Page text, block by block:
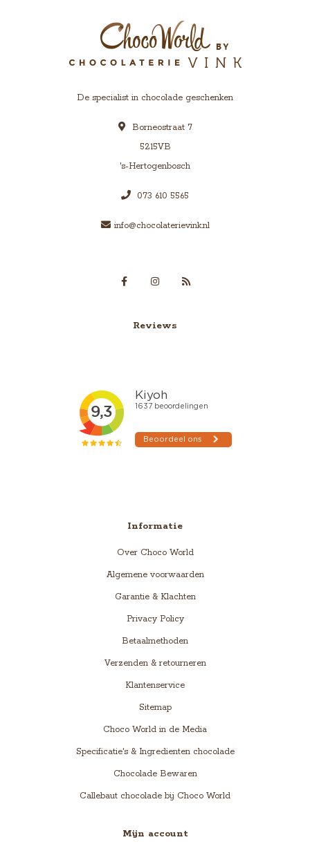
De specialist in chocolade geschenken
Borneostraat 7
5215VB
's-Hertogenbosch
073 610 5565
info@chocolaterievink.nl
Reviews
Informatie
Over Choco World
Algemene voorwaarden
Garantie & Klachten
Privacy Policy
Betaalmethoden
Verzenden & retourneren
Klantenservice
Sitemap
Choco World in de Media
Specificatie's & Ingredienten chocolade
Chocolade Bewaren
Callebaut chocolade bij Choco World
Mijn account